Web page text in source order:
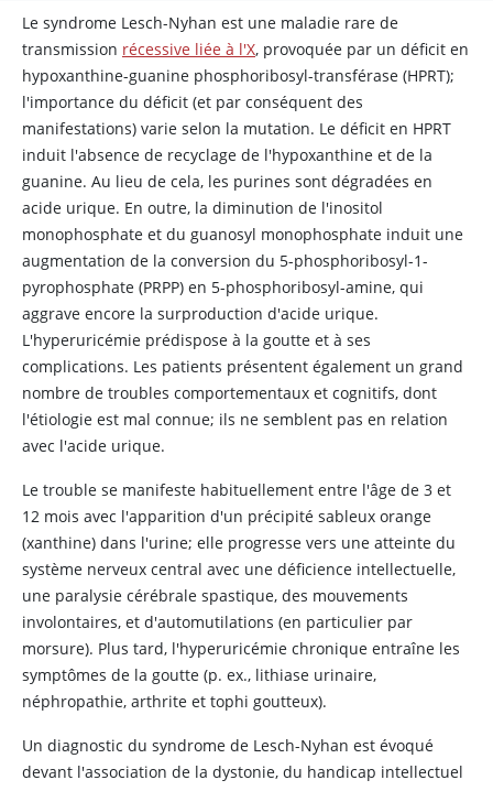
Le syndrome Lesch-Nyhan est une maladie rare de
transmission récessive liée à l'X, provoquée par un déficit en
hypoxanthine-guanine phosphoribosyl-transférase (HPRT);
l'importance du déficit (et par conséquent des
manifestations) varie selon la mutation. Le déficit en HPRT
induit l'absence de recyclage de l'hypoxanthine et de la
guanine. Au lieu de cela, les purines sont dégradées en
acide urique. En outre, la diminution de l'inositol
monophosphate et du guanosyl monophosphate induit une
augmentation de la conversion du 5-phosphoribosyl-1-
pyrophosphate (PRPP) en 5-phosphoribosyl-amine, qui
aggrave encore la surproduction d'acide urique.
L'hyperuricémie prédispose à la goutte et à ses
complications. Les patients présentent également un grand
nombre de troubles comportementaux et cognitifs, dont
l'étiologie est mal connue; ils ne semblent pas en relation
avec l'acide urique.
Le trouble se manifeste habituellement entre l'âge de 3 et
12 mois avec l'apparition d'un précipité sableux orange
(xanthine) dans l'urine; elle progresse vers une atteinte du
système nerveux central avec une déficience intellectuelle,
une paralysie cérébrale spastique, des mouvements
involontaires, et d'automutilations (en particulier par
morsure). Plus tard, l'hyperuricémie chronique entraîne les
symptômes de la goutte (p. ex., lithiase urinaire,
néphropathie, arthrite et tophi goutteux).
Un diagnostic du syndrome de Lesch-Nyhan est évoqué
devant l'association de la dystonie, du handicap intellectuel